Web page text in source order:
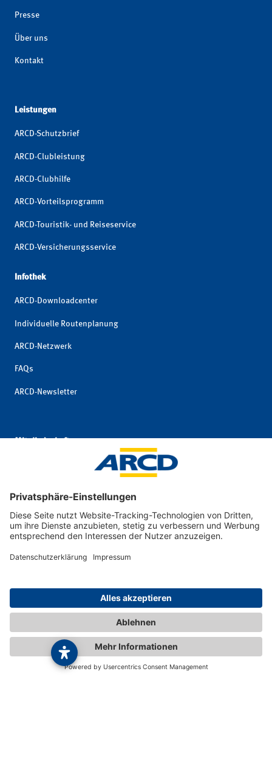
Presse
Über uns
Kontakt
Leistungen
ARCD-Schutzbrief
ARCD-Clubleistung
ARCD-Clubhilfe
ARCD-Vorteilsprogramm
ARCD-Touristik- und Reiseservice
ARCD-Versicherungsservice
Infothek
ARCD-Downloadcenter
Individuelle Routenplanung
ARCD-Netzwerk
FAQs
ARCD-Newsletter
Mitgliedschaft
ARCD-Vollmitgliedschaft
ARCD für junge Leute
ARCD-Firmenmobilitätsschutz
Mitglied werden
Landesverbände & Ortsclubs